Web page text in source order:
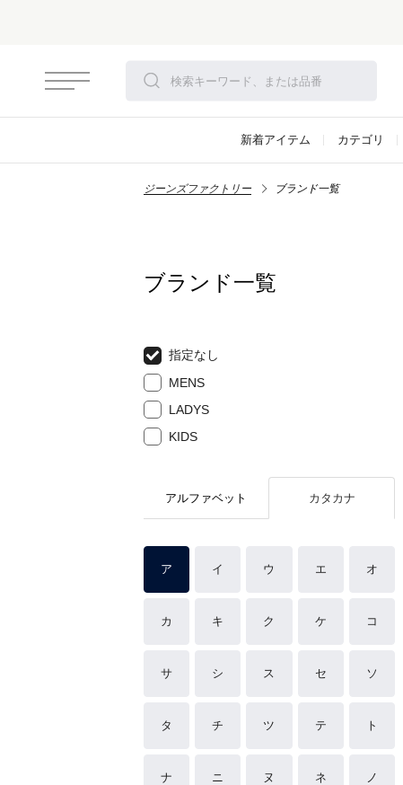
新着アイテム カテゴリ
ジーンズファクトリー ブランド一覧
ブランド一覧
指定なし
MENS
LADYS
KIDS
アルファベット カタカナ
ア イ ウ エ オ
カ キ ク ケ コ
サ シ ス セ ソ
タ チ ツ テ ト
ナ ニ ヌ ネ ノ